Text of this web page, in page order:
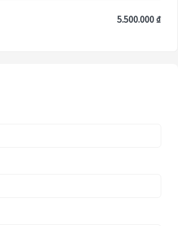
5.500.000 ₫